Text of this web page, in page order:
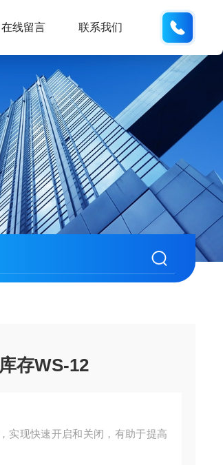
在线留言 联系我们
存WS-12
实现快速开启和关闭，有助于提高